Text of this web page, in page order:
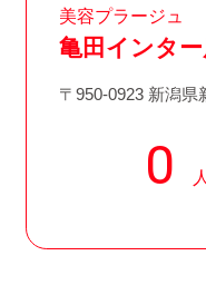
美容プラージュ
亀田インタ
〒950-0923 新潟県